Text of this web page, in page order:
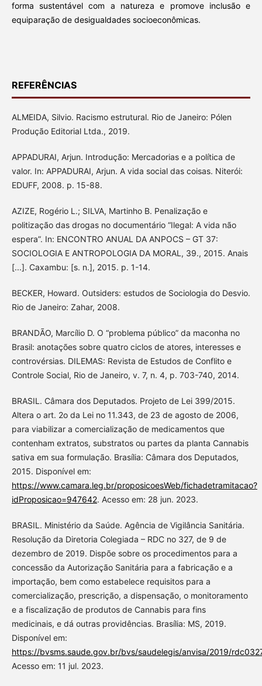
forma sustentável com a natureza e promove inclusão e
equiparação de desigualdades socioeconômicas.
REFERÊNCIAS
ALMEIDA, Silvio. Racismo estrutural. Rio de Janeiro: Pólen
Produção Editorial Ltda., 2019.
APPADURAI, Arjun. Introdução: Mercadorias e a política de
valor. In: APPADURAI, Arjun. A vida social das coisas. Niterói:
EDUFF, 2008. p. 15-88.
AZIZE, Rogério L.; SILVA, Martinho B. Penalização e
politização das drogas no documentário “Ilegal: A vida não
espera”. In: ENCONTRO ANUAL DA ANPOCS – GT 37:
SOCIOLOGIA E ANTROPOLOGIA DA MORAL, 39., 2015. Anais
[...]. Caxambu: [s. n.], 2015. p. 1-14.
BECKER, Howard. Outsiders: estudos de Sociologia do Desvio.
Rio de Janeiro: Zahar, 2008.
BRANDÃO, Marcílio D. O “problema público” da maconha no
Brasil: anotações sobre quatro ciclos de atores, interesses e
controvérsias. DILEMAS: Revista de Estudos de Conflito e
Controle Social, Rio de Janeiro, v. 7, n. 4, p. 703-740, 2014.
BRASIL. Câmara dos Deputados. Projeto de Lei 399/2015.
Altera o art. 2o da Lei no 11.343, de 23 de agosto de 2006,
para viabilizar a comercialização de medicamentos que
contenham extratos, substratos ou partes da planta Cannabis
sativa em sua formulação. Brasília: Câmara dos Deputados,
2015. Disponível em:
https://www.camara.leg.br/proposicoesWeb/fichadetramitacao?
idProposicao=947642. Acesso em: 28 jun. 2023.
BRASIL. Ministério da Saúde. Agência de Vigilância Sanitária.
Resolução da Diretoria Colegiada – RDC no 327, de 9 de
dezembro de 2019. Dispõe sobre os procedimentos para a
concessão da Autorização Sanitária para a fabricação e a
importação, bem como estabelece requisitos para a
comercialização, prescrição, a dispensação, o monitoramento
e a fiscalização de produtos de Cannabis para fins
medicinais, e dá outras providências. Brasília: MS, 2019.
Disponível em:
https://bvsms.saude.gov.br/bvs/saudelegis/anvisa/2019/
Acesso em: 11 jul. 2023.